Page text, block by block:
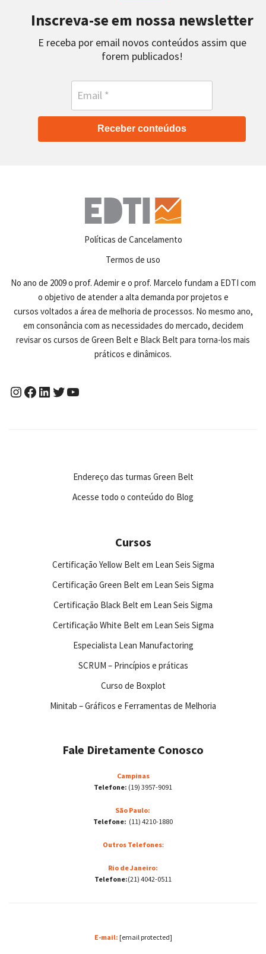
Inscreva-se em nossa newsletter
E receba por email novos conteúdos assim que
forem publicados!
Receber conteúdos
Políticas de Cancelamento
Termos de uso
No ano de 2009 o prof. Ademir e o prof. Marcelo fundam a EDTI com
o objetivo de atender a alta demanda por projetos e
cursos voltados a área de melhoria de processos. No mesmo ano,
em consonância com as necessidades do mercado, decidem
revisar os cursos de Green Belt e Black Belt para torna-los mais
práticos e dinâmicos.
Endereço das turmas Green Belt
Acesse todo o conteúdo do Blog
Cursos
Certificação Yellow Belt em Lean Seis Sigma
Certificação Green Belt em Lean Seis Sigma
Certificação Black Belt em Lean Seis Sigma
Certificação White Belt em Lean Seis Sigma
Especialista Lean Manufactoring
SCRUM – Princípios e práticas
Curso de Boxplot
Minitab – Gráficos e Ferramentas de Melhoria
Fale Diretamente Conosco
Campinas
Telefone: (19) 3957-9091
São Paulo:
Telefone: (11) 4210-1880
Outros Telefones:
Rio de Janeiro:
Telefone:(21) 4042-0511
E-mail: [email protected]